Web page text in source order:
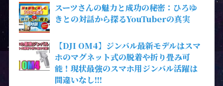
スーツさんの魅力と成功の秘密：ひろゆ
きとの対話から探るYouTuberの真実
【DJI OM4】ジンバル最新モデルはスマ
ホのマグネット式の脱着や折り畳み可
能！現状最強のスマホ用ジンバル活躍は
間違いなし!!!